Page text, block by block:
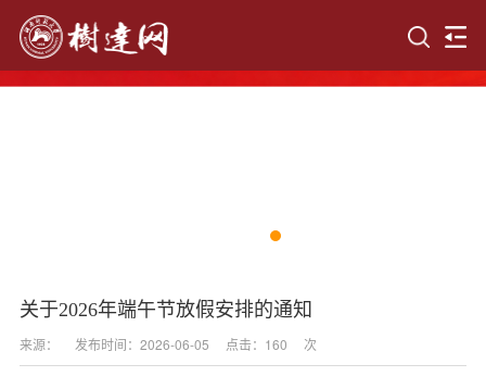
关于2026年端午节放假安排的通知
来源： 发布时间：2026-06-05 点击： 160 次